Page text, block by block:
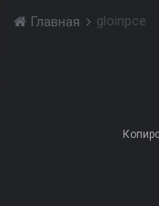
Главная gloinpce